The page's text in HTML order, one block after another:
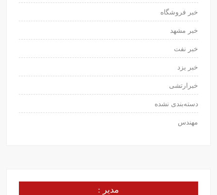
خبر فروشگاه
خبر مشهد
خبر نفت
خبر یزد
خبرارتشی
دسته‌بندی نشده
مهندس
مدیر :